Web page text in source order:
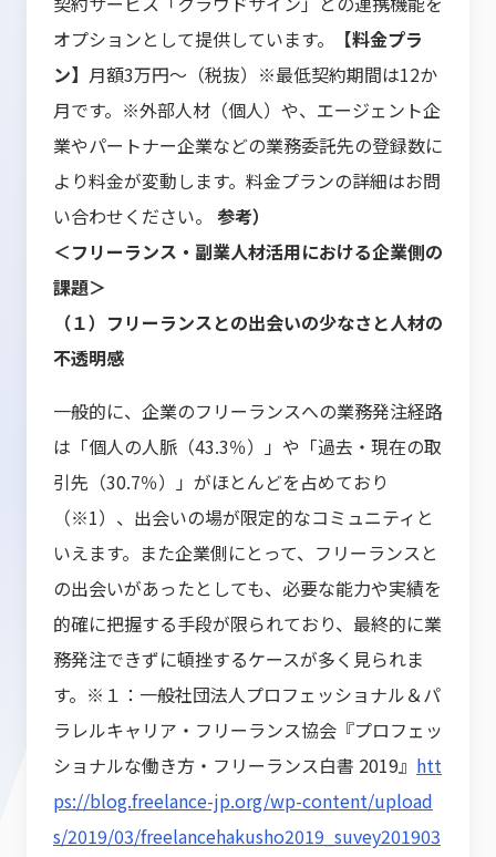
オプションとして提供しています。
【料金プラ
ン】 月額3万円～（税抜）※最低契約期間は12か
月です。※外部人材（個人）や、エージェント企
業やパートナー企業などの業務委託先の登録数に
より料金が変動します。料金プランの詳細はお問
い合わせください。 参考）
＜フリーランス・副業人材活用における企業側の
課題＞
（１）フリーランスとの出会いの少なさと人材の
不透明感
一般的に、企業のフリーランスへの業務発注経路
は「個人の人脈（43.3％）」や「過去・現在の取
引先（30.7％）」がほとんどを占めており
（※1）、出会いの場が限定的なコミュニティと
いえます。また企業側にとって、フリーランスと
の出会いがあったとしても、必要な能力や実績を
的確に把握する手段が限られており、最終的に業
務発注できずに頓挫するケースが多く見られま
す。※１：一般社団法人プロフェッショナル＆パ
ラレルキャリア・フリーランス協会『プロフェッ
ショナルな働き方・フリーランス白書 2019』 htt
ps://blog.freelance-jp.org/wp-content/upload
s/2019/03/freelancehakusho2019_suvey201903